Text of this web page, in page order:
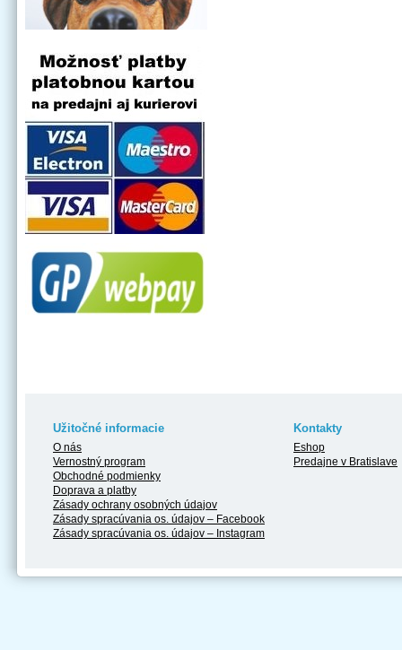
Užitočné informacie Kontakty
O nás
Vernostný program
Obchodné podmienky
Doprava a platby
Zásady ochrany osobných údajov
Zásady spracúvania os. údajov – Facebook
Zásady spracúvania os. údajov – Instagram
Eshop
Predajne v Bratislave